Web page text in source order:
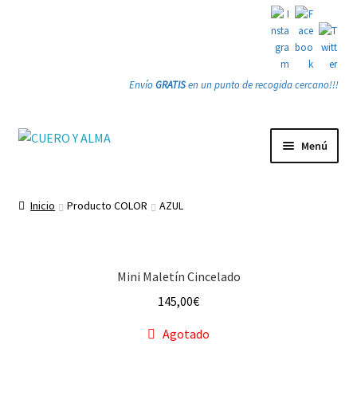
EnvíoGRATISen un punto de recogida cercano!!!
Ir
Ir
Menú
Inicio Producto COLOR AZUL
Mini Maletín Cincelado
145,00€
Agotado